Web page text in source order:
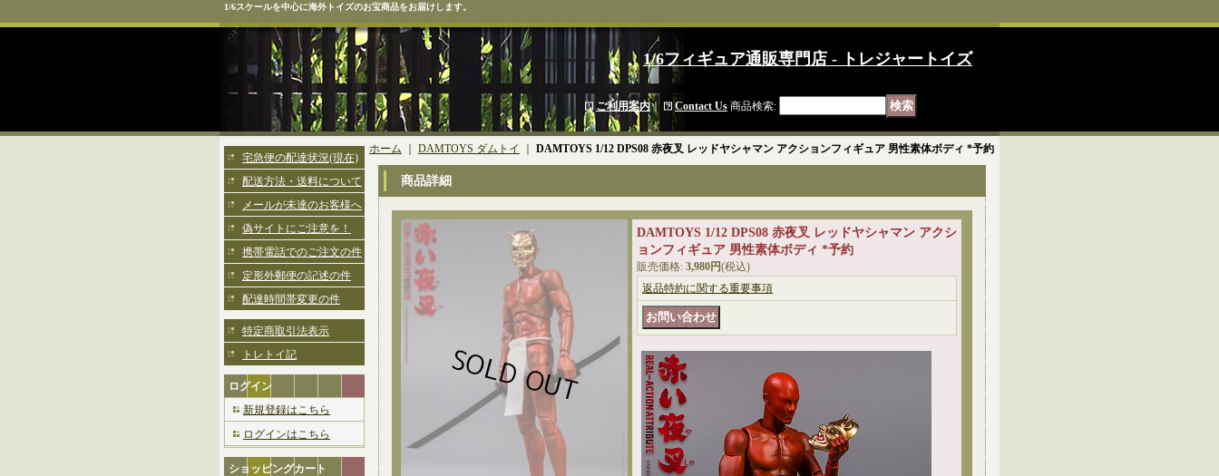
1/6スケールを中心に海外トイズのお宝商品をお届けします。
1/6フィギュア通販専門店 - トレジャートイズ
ご利用案内｜ Contact Us 商品検索:
宅急便の配達状況(現在)
配送方法・送料について
メールが未達のお客様へ
偽サイトにご注意を！
携帯電話でのご注文の件
定形外郵便の記述の件
配達時間帯変更の件
特定商取引法表示
トレトイ記
ログイン
新規登録はこちら
ログインはこちら
ショッピングカート
ホーム DAMTOYS ダムトイ DAMTOYS 1/12 DPS08 赤夜叉 レッドヤシャマン アクションフィギュア 男性素体ボディ *予約
商品詳細
DAMTOYS 1/12 DPS08 赤夜叉 レッドヤシャマン アクシ
ョンフィギュア 男性素体ボディ *予約
販売価格: 3,980円(税込)
返品特約に関する重要事項